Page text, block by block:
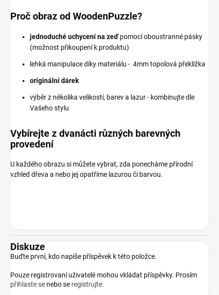
Proč obraz od WoodenPuzzle?
jednoduché uchycení na zeďpomocí oboustranné pásky
(možnost přikoupení k produktu)
lehká manipulace díky materiálu - 4mm topolová překližka
originální dárek
výběr z několika velikostí, barev a lazur - kombinujte dle
Vašeho stylu
Vybírejte z dvanácti různých barevných
provedení
U každého obrazu si můžete vybrat, zda ponecháme přírodní
vzhled dřeva a nebo jej opatříme lazurou či barvou.
Diskuze
Buďte první, kdo napíše příspěvek k této položce.
Pouze registrovaní uživatelé mohou vkládat příspěvky. Prosím
přihlaste se nebo se registrujte.